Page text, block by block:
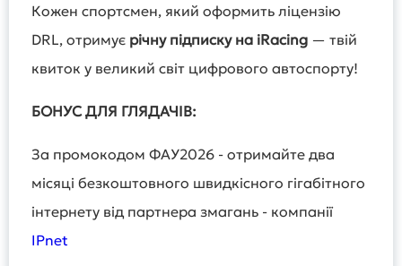
Кожен спортсмен, який оформить ліцензію
DRL, отримує річну підписку на iRacing — твій
квиток у великий світ цифрового автоспорту!
БОНУС ДЛЯ ГЛЯДАЧІВ:
За промокодом ФАУ2026 - отримайте два
місяці безкоштовного швидкісного гігабітного
інтернету від партнера змагань - компанії
IPnet